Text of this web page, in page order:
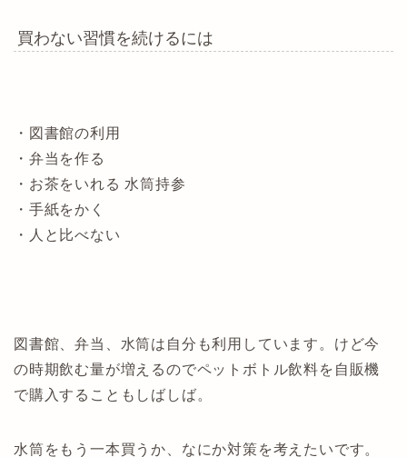
買わない習慣を続けるには
・図書館の利用
・弁当を作る
・お茶をいれる 水筒持参
・手紙をかく
・人と比べない
図書館、弁当、水筒は自分も利用しています。けど今
の時期飲む量が増えるのでペットボトル飲料を自販機
で購入することもしばしば。
水筒をもう一本買うか、なにか対策を考えたいです。